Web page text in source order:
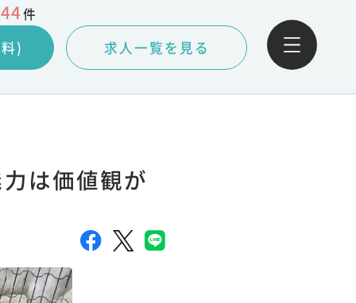
件
) 求人一覧を見る
は価値観が